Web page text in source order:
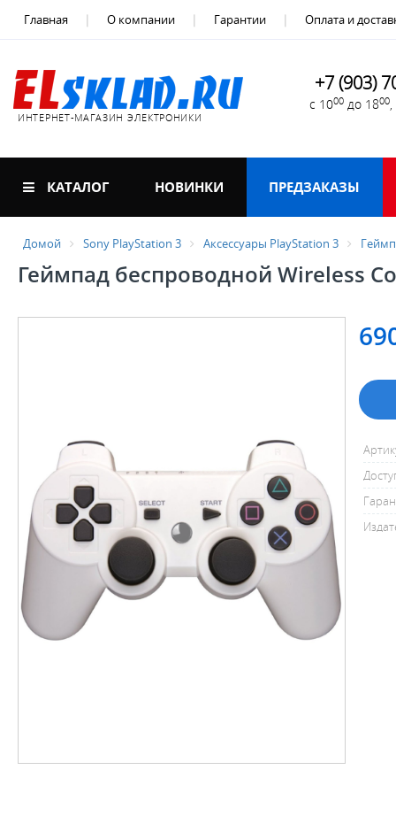
Главная О компании Гарантии Оплата и
ИНТЕРНЕТ-МАГАЗИН ЭЛЕКТРОНИКИ
+7 (903)
с 1000 до 1800
КАТАЛОГ НОВИНКИ ПРЕДЗАКАЗЫ
Домой Sony PlayStation 3 Аксессуары PlayStation 3
Геймпад беспроводной Wireless